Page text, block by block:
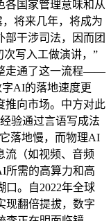
各国家管理意味和从
将来几年，将成为
部干涉司法，因而团
次写入工做演讲，”
走通了这一流程——
AI的落地速度更
推向市场。中方对此
验通过言语写成法
落地慢，而物理AI
流（如视频、音频
所需的高算力和高
口。自2022年全球
现翻倍提拔，数字